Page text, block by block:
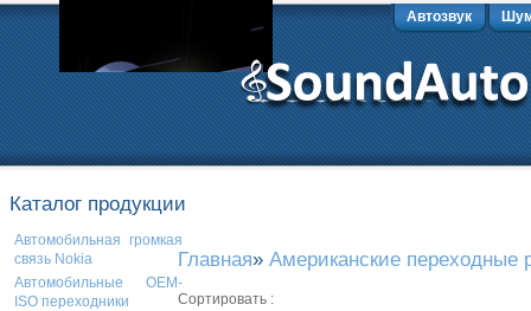
Автозвук
Каталог продукции
Автомобильная громкая
связь Nokia
Автомобильные OEM-
ISO переходники
Главная» Американские переходные
Сортировать :